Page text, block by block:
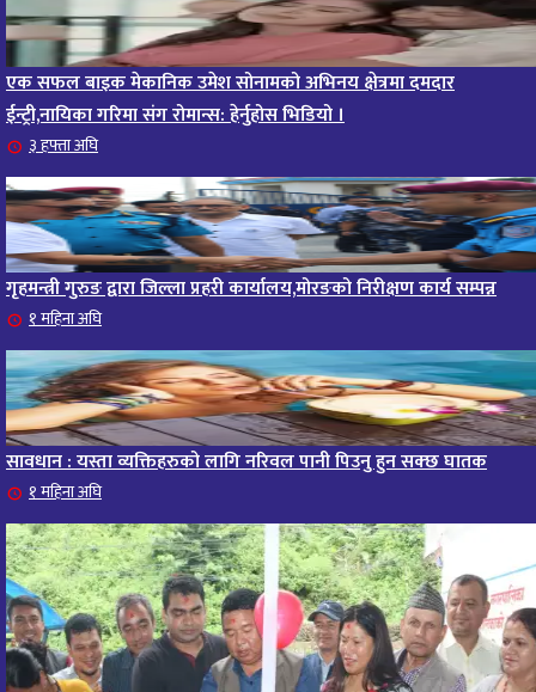
१९ आजको राशिफल २०८२ भदाै ४ गते, बुधवार
११ महिना अघि
२०
आजको राशिफल: अवसर र चुनौतीसँग दिन बित्नेछ, धैर्यले
११ महिना अघि
एक सफल बाइक मेकानिक उमेश सोनामको अभिनय क्षेत्रमा दमदार
ईन्ट्री,नायिका गरिमा संग रोमान्स: हेर्नुहोस भिडियो ।
३ हफ्ता अघि
गृहमन्त्री गुरुङ द्वारा जिल्ला प्रहरी कार्यालय,मोरङको निरीक्षण कार्य सम्पन्न
१ महिना अघि
सावधान : यस्ता व्यक्तिहरुको लागि नरिवल पानी पिउनु हुन सक्छ घातक
१ महिना अघि